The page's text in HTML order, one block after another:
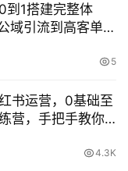
到1搭建完整体
域引流到高客单成
5
书运营，0基础至
营，手把手教你
4.3K